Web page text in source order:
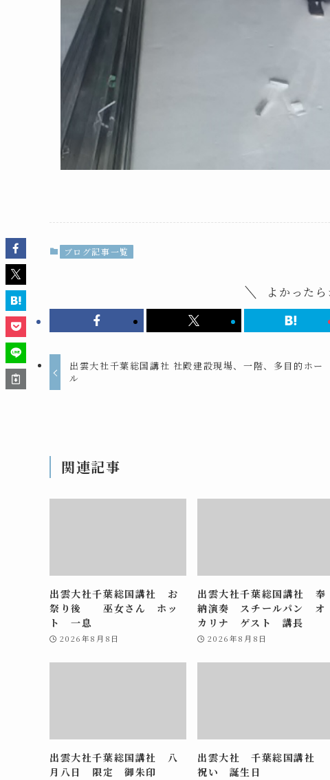
ブログ記事一覧
よかった
出雲大社千葉総国講社 社殿建設現場、一階、多目的ホー
ル
関連記事
出雲大社千葉総国講社 お
祭り後 巫女さん ホッ
ト 一息
2026年8月8日
出雲大社千葉総国講社 奉
納演奏 スチールパン オ
カリナ ゲスト 講長
2026年8月8日
出雲大社千葉総国講社 八
月八日 限定 御朱印
出雲大社 千葉総国講社
祝い 誕生日